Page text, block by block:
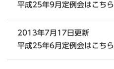
平成25年9月定例会はこちら
2013年7月17日更新
平成25年6月定例会はこちら